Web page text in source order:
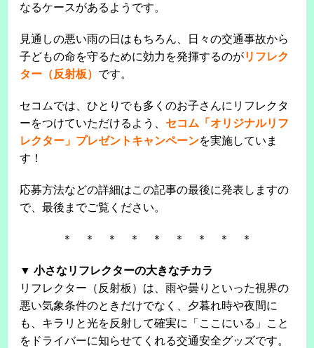
なるケースがあるようです。
見通しの悪い雨の日はもちろん、日々の交通事故から
子どもの命を守るために効力を発揮するのがリフレク
ター（反射板） です。
セコムでは、ひとりでも多くのお子さんにリフレクタ
ーをつけていただけるよう、 セコム「オリジナルリフ
レクター」プレゼントキャンペーンを実施していま
す！
応募方法などの詳細はこの記事の最後に発表しますの
で、最後までご覧ください。
＊ ＊ ＊ ＊ ＊ ＊ ＊ ＊ ＊
▼ 小さなリフレクターの大きなチカラ
リフレクター（反射板）は、雨や曇りといった視界の
悪い気象条件のときだけでなく、夕暮れ時や夜間に
も、キラリと光を反射して確実に「ここにいる」こと
をドライバーに知らせてくれる交通安全グッズです。